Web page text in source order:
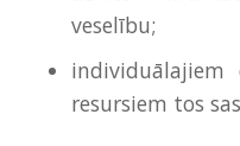
veselību;
individuālajiem
resursiem tos